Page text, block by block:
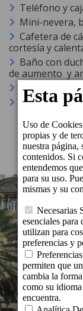
Teléfono y
Mini-nevera,
Cafetera de
cortesía y
Baño con
de aumento y
Portaequipaje
Ocupación